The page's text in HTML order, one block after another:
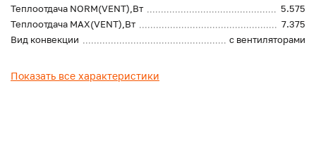
Теплоотдача NORM(VENT),Вт
5.575
Теплоотдача MAX(VENT),Вт
7.375
Вид конвекции
с вентиляторами
Показать все характеристики